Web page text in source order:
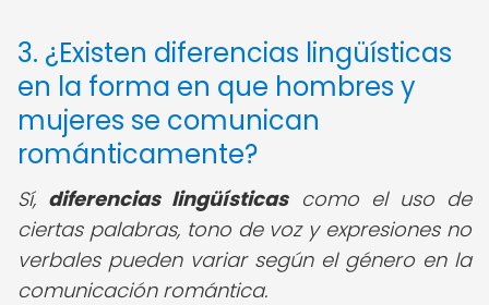
3. ¿Existen diferencias lingüísticas
en la forma en que hombres y
mujeres se comunican
románticamente?
Sí, diferencias lingüísticascomo el uso de
ciertas palabras, tono de voz y expresiones no
verbales pueden variar según el género en la
comunicación romántica.